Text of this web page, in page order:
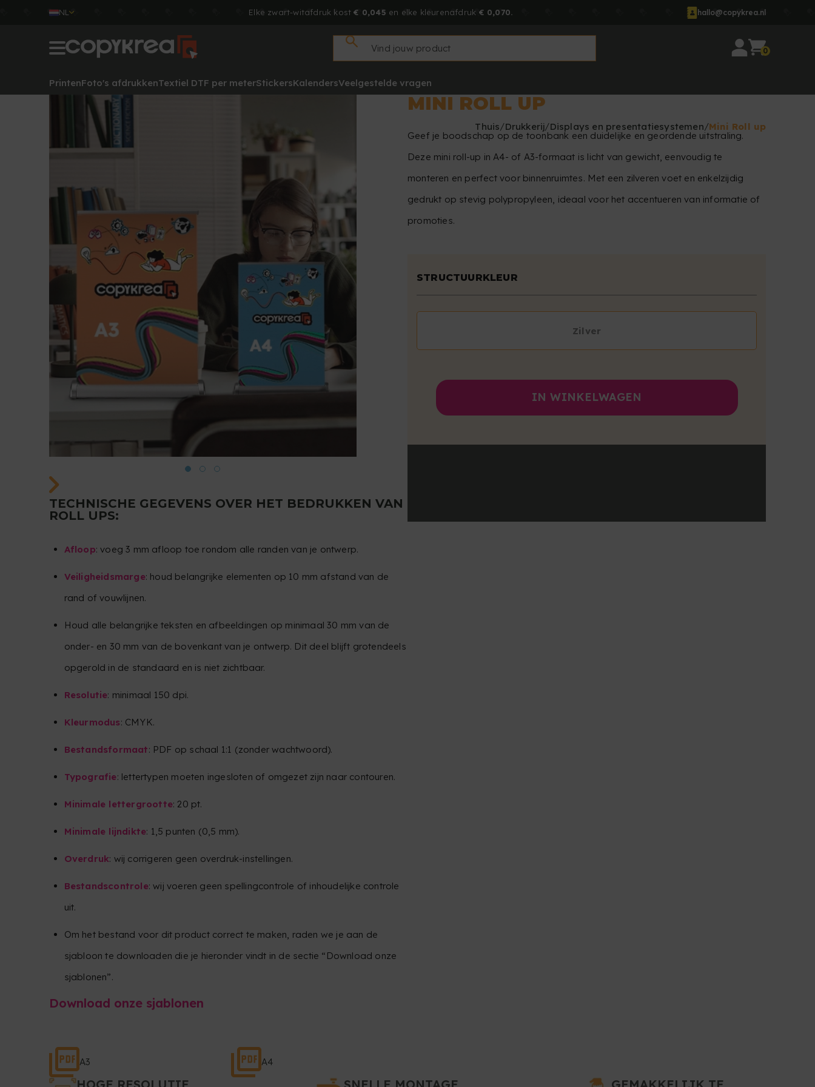
NL Elke zwart-witafdruk kost€ 0,045 en elke kleurenafdruk € 0,070. hallo@copykrea.nl
0
PrintenFoto's afdrukkenTextiel DTF per meterStickersKalendersVeelgestelde vragen
Thuis Drukkerij Displays en presentatiesystemen Mini Roll up
TECHNISCHE GEGEVENS OVER HET BEDRUKKEN VAN
ROLL UPS:
Afloop: voeg 3 mm afloop toe rondom alle randen van je ontwerp.
Veiligheidsmarge: houd belangrijke elementen op 10 mm afstand van de
rand of vouwlijnen.
Houd alle belangrijke teksten en afbeeldingen op minimaal 30 mm van de
onder- en 30 mm van de bovenkant van je ontwerp. Dit deel blijft grotendeels
opgerold in de standaard en is niet zichtbaar.
Resolutie: minimaal 150 dpi.
Kleurmodus: CMYK.
Bestandsformaat: PDF op schaal 1:1 (zonder wachtwoord).
Typografie: lettertypen moeten ingesloten of omgezet zijn naar contouren.
Minimale lettergrootte: 20 pt.
Minimale lijndikte: 1,5 punten (0,5 mm).
Overdruk: wij corrigeren geen overdruk-instellingen.
Bestandscontrole: wij voeren geen spellingcontrole of inhoudelijke controle
uit.
Om het bestand voor dit product correct te maken, raden we je aan de
sjabloon te downloaden die je hieronder vindt in de sectie “Download onze
sjablonen”.
Download onze sjablonen
A3 A4
MINI ROLL UP
Geef je boodschap op de toonbank een duidelijke en geordende uitstraling.
Deze mini roll-up in A4- of A3-formaat is licht van gewicht, eenvoudig te
monteren en perfect voor binnenruimtes. Met een zilveren voet en enkelzijdig
gedrukt op stevig polypropyleen, ideaal voor het accentueren van informatie of
promoties.
STRUCTUURKLEUR
Zilver
IN WINKELWAGEN